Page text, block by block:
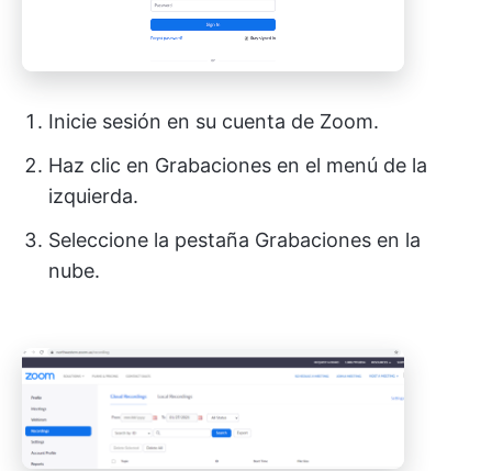
Inicie sesión en su cuenta de Zoom.
Haz clic en Grabaciones en el menú de la
izquierda.
Seleccione la pestaña Grabaciones en la
nube.